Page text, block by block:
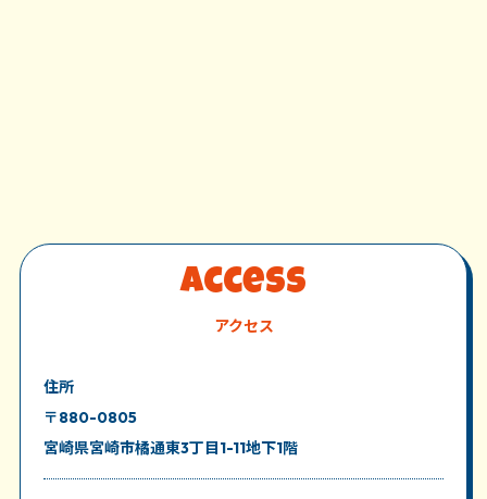
Access
アクセス
住所
〒880-0805
宮崎県宮崎市橘通東3丁目1-11地下1階